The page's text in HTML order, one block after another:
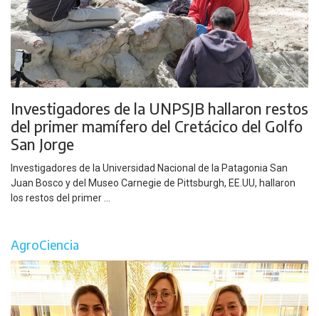
Investigadores de la UNPSJB hallaron restos
del primer mamífero del Cretácico del Golfo
San Jorge
Investigadores de la Universidad Nacional de la Patagonia San
Juan Bosco y del Museo Carnegie de Pittsburgh, EE.UU, hallaron
los restos del primer ...
AgroCiencia